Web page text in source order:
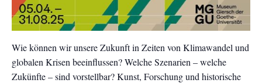
Wie können wir unsere Zukunft in Zeiten von Klimawandel und
globalen Krisen beeinflussen? Welche Szenarien – welche
Zukünfte – sind vorstellbar? Kunst, Forschung und historische